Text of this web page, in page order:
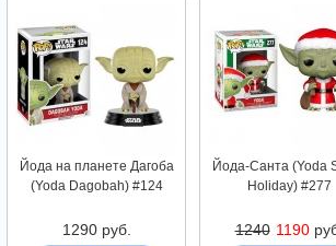
Йода на планете Дагоба
(Yoda Dagobah) #124
1290 руб.
Йода-Санта (Yoda
Holiday) #277
1240 1190